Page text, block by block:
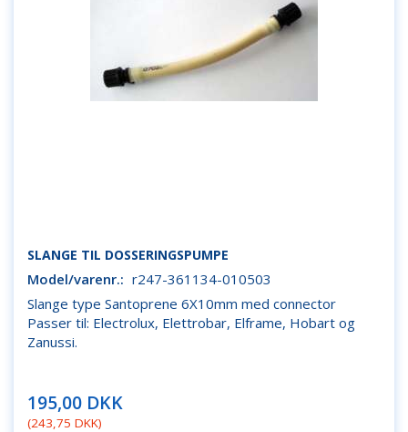
SLANGE TIL DOSSERINGSPUMPE
Model/varenr.: r247-361134-010503
Slange type Santoprene 6X10mm med connector
Passer til: Electrolux, Elettrobar, Elframe, Hobart og
Zanussi.
195,00 DKK
(243,75 DKK)